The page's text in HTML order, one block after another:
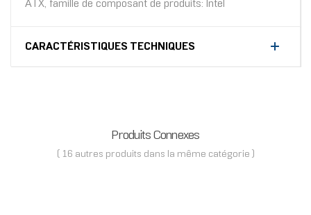
ATX, famille de composant de produits: Intel
CARACTÉRISTIQUES TECHNIQUES
Produits Connexes
( 16 autres produits dans la même catégorie )